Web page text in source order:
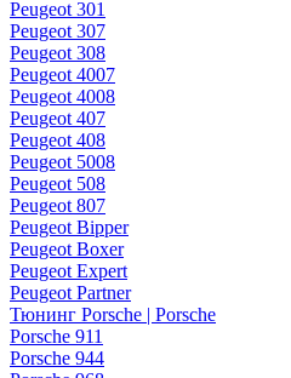
Peugeot 301
Peugeot 307
Peugeot 308
Peugeot 4007
Peugeot 4008
Peugeot 407
Peugeot 408
Peugeot 5008
Peugeot 508
Peugeot 807
Peugeot Bipper
Peugeot Boxer
Peugeot Expert
Peugeot Partner
Тюнинг Porsche | Porsche
Porsche 911
Porsche 944